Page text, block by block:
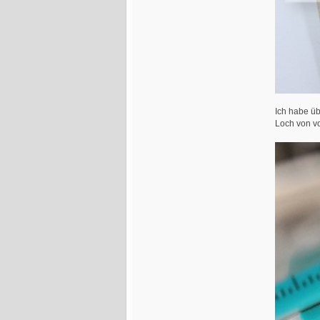
Ich habe
Loch von